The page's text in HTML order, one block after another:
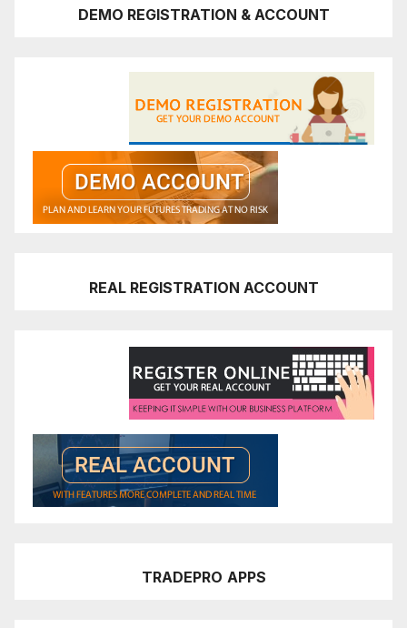
DEMO REGISTRATION & ACCOUNT
REAL REGISTRATION ACCOUNT
TRADEPRO APPS